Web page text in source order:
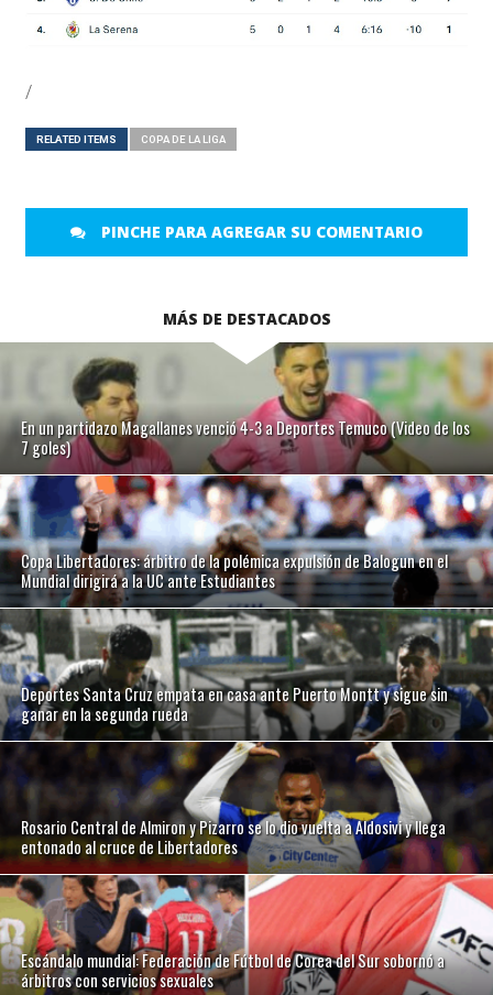
/
RELATED ITEMS COPA DE LA LIGA
PINCHE PARA AGREGAR SU COMENTARIO
MÁS DE DESTACADOS
En un partidazo Magallanes venció 4-3 a Deportes Temuco (Video de los
7 goles)
Copa Libertadores: árbitro de la polémica expulsión de Balogun en el
Mundial dirigirá a la UC ante Estudiantes
Deportes Santa Cruz empata en casa ante Puerto Montt y sigue sin
ganar en la segunda rueda
Rosario Central de Almiron y Pizarro se lo dio vuelta a Aldosivi y llega
entonado al cruce de Libertadores
Escándalo mundial: Federación de Fútbol de Corea del Sur sobornó a
árbitros con servicios sexuales